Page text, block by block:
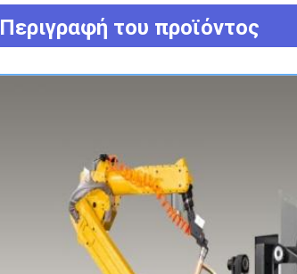
Περιγραφή του προϊόντος